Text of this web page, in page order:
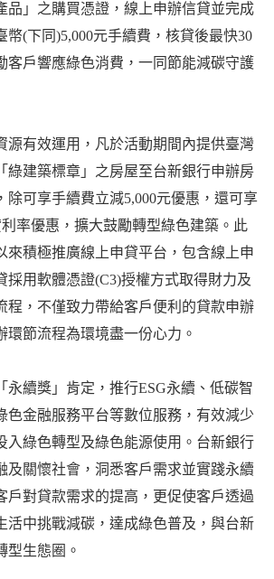
品」之購買憑證，線上申辦信貸並完成
幣(下同)5,000元手續費，核貸後最快30
客戶響應綠色消費，一同節能減碳守護
源有效運用，凡於活動期間內提供臺灣
綠建築標章」之房屋至台新銀行申辦房
除可享手續費立減5,000元優惠，還可享
率優惠，擴大鼓勵轉型綠色建築。此
來積極推廣線上申貸平台，包含線上申
採用軟體憑證(C3)授權方式取得財力及
程，不僅致力帶給客戶便利的貸款申辦
環節流程為環境盡一份心力。
永續獎」肯定，推行ESG永續、低碳智
色金融服務平台等數位服務，有效減少
入綠色轉型及綠色能源使用。台新銀行
及關懷社會，洞悉客戶需求並實踐永續
戶對貸款需求的提高，更促使客戶透過
活中挑戰減碳，達成綠色普及，與台新
型生態圈。